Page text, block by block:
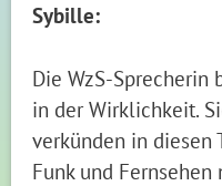
Sybille:
Die WzS-
in der Wirklichkeit.
verkünden in diesen
Funk und